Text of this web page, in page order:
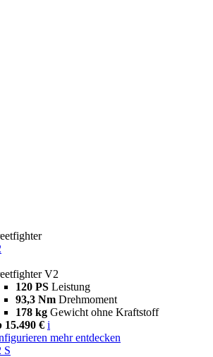
V2
120 PS Leistung
93,3 Nm Drehmoment
178 kg Gewicht ohne Kraftstoff
15.490 € i
mehr entdecken
S